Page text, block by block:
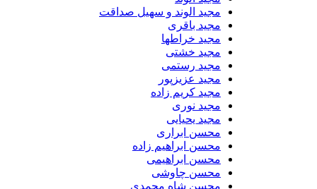
مجید الوند و سهیل صداقت
مجید باقری
مجید خراطها
مجید خشتی
مجید رستمی
مجید عزیزپور
مجید کریم زاده
مجید نوری
مجید یحیایی
محسن ابراری
محسن ابراهیم زاده
محسن ابراهیمی
محسن چاوشی
محسن شاه محمدی